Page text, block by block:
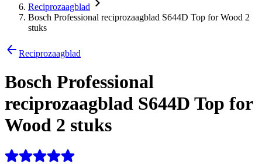
Reciprozaagblad
Bosch Professional reciprozaagblad S644D Top for Wood 2
stuks
Reciprozaagblad
Bosch Professional
reciprozaagblad S644D Top for
Wood 2 stuks